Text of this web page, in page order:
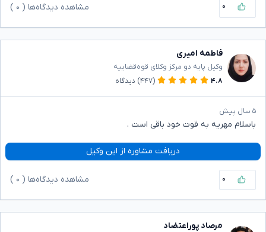
۰ مشاهده دیدگاه‌ها ( ۰
فاطمه امیری
وکیل پایه دو مرکز وکلای قوه‌قضاییه
۴.۸
(۴۴۷) دیدگاه
۵ سال پیش
باسلام مهریه به قوت خود باقی است .
دریافت مشاوره از این وکیل
۰ مشاهده دیدگاه‌ها ( ۰
مرصاد پوراعتضاد